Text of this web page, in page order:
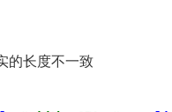
的长度不一致